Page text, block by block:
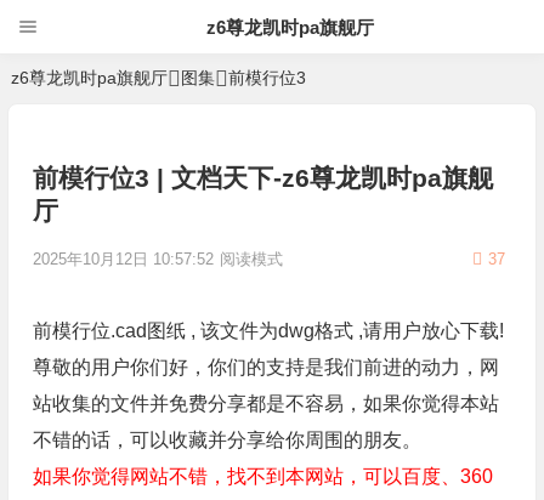
z6尊龙凯时pa旗舰厅
z6尊龙凯时pa旗舰厅 图集 前模行位3
前模行位3 | 文档天下-z6尊龙凯时pa旗舰
厅
2025年10月12日 10:57:52 37
阅读模式
前模行位.cad图纸 , 该文件为dwg格式 ,请用户放心下载!
尊敬的用户你们好，你们的支持是我们前进的动力，网
站收集的文件并免费分享都是不容易，如果你觉得本站
不错的话，可以收藏并分享给你周围的朋友。
如果你觉得网站不错，找不到本网站，可以百度、360